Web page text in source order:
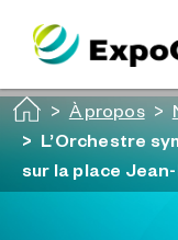
Passer au contenu
À propos
L’Orchestre
sur la place